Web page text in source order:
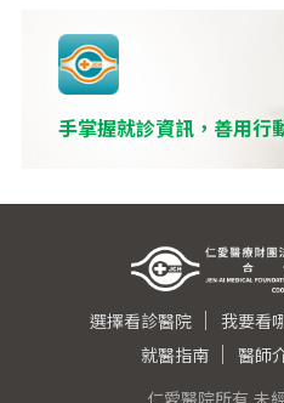
手掌握就診資訊，善用行
選擇看診醫院 我要看
就醫指南
醫師